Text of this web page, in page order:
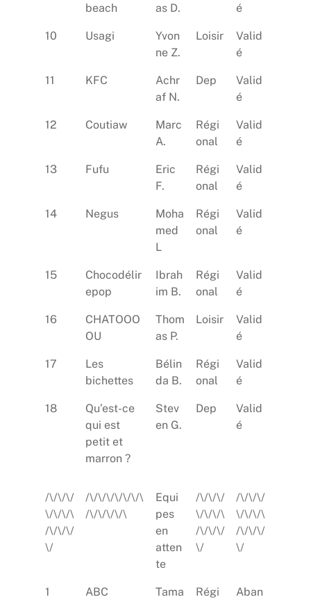
beach
as D.
é
10 Usagi
Yvon
ne Z.
Loisir
Valid
é
11 KFC
Achr
af N.
Dep
Valid
é
12 Coutiaw
Marc
A.
Régi
onal
Valid
é
13 Fufu
Eric
F.
Régi
onal
Valid
é
14 Negus
Moha
med
L
Régi
onal
Valid
é
15
Chocodélir
epop
Ibrah
im B.
Régi
onal
Valid
é
16
CHATOOO
OU
Thom
as P.
Loisir
Valid
é
17
Les
bichettes
Bélin
da B.
Régi
onal
Valid
é
18
Qu’est-ce
qui est
petit et
marron ?
Stev
en G.
Dep
Valid
é
/\/\/\/
\/\/\/\
/\/\/\/
\/
/\/\/\/\/\/\/\
/\/\/\/\/\
Equi
pes
en
atten
te
/\/\/\/
\/\/\/\
/\/\/\/
\/
/\/\/\/
\/\/\/\
/\/\/\/
\/
1
ABC
Tama
Régi
Aban